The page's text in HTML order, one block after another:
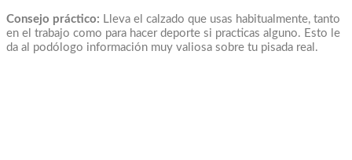
Consejo práctico: Lleva el calzado que usas habitualmente, tanto
en el trabajo como para hacer deporte si practicas alguno. Esto le
da al podólogo información muy valiosa sobre tu pisada real.